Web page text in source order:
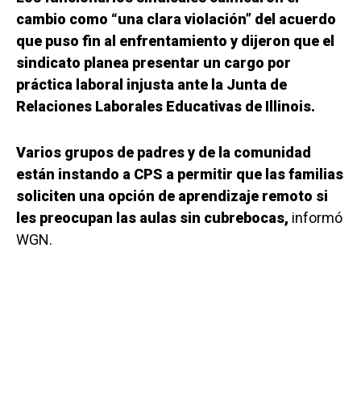
cambio como “una clara violación” del acuerdo
que puso fin al enfrentamiento y dijeron que el
sindicato planea presentar un cargo por
práctica laboral injusta ante la Junta de
Relaciones Laborales Educativas de Illinois.
Varios grupos de padres y de la comunidad
están instando a CPS a permitir que las familias
soliciten una opción de aprendizaje remoto si
les preocupan las aulas sin cubrebocas, informó
WGN.